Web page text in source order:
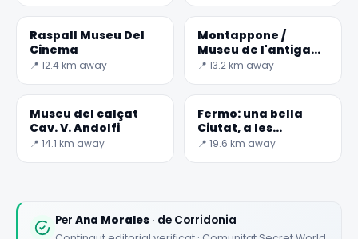
Raspall Museu Del
Cinema
📍 12.4 km away
Montappone /
Museu de l'antiga
Vestit
📍 13.2 km away
Museu del calçat
Cav. V. Andolfi
📍 14.1 km away
Fermo: una bella
Ciutat, a les
muntanyes de
📍 19.6 km away
Per Ana Morales · de Corridonia
✕